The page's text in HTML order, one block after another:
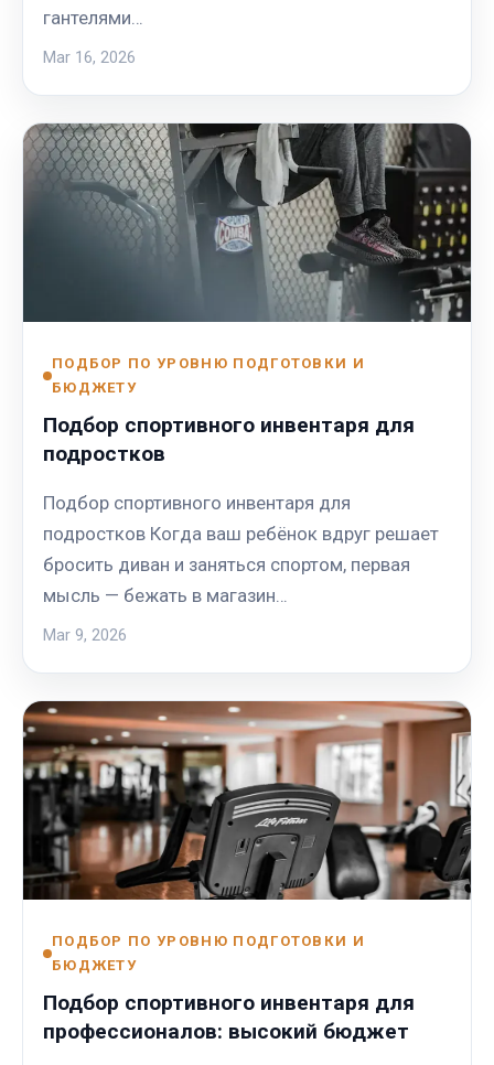
гантелями…
Mar 16, 2026
ПОДБОР ПО УРОВНЮ ПОДГОТОВКИ И
БЮДЖЕТУ
Подбор спортивного инвентаря для
подростков
Подбор спортивного инвентаря для
подростков Когда ваш ребёнок вдруг решает
бросить диван и заняться спортом, первая
мысль — бежать в магазин…
Mar 9, 2026
ПОДБОР ПО УРОВНЮ ПОДГОТОВКИ И
БЮДЖЕТУ
Подбор спортивного инвентаря для
профессионалов: высокий бюджет